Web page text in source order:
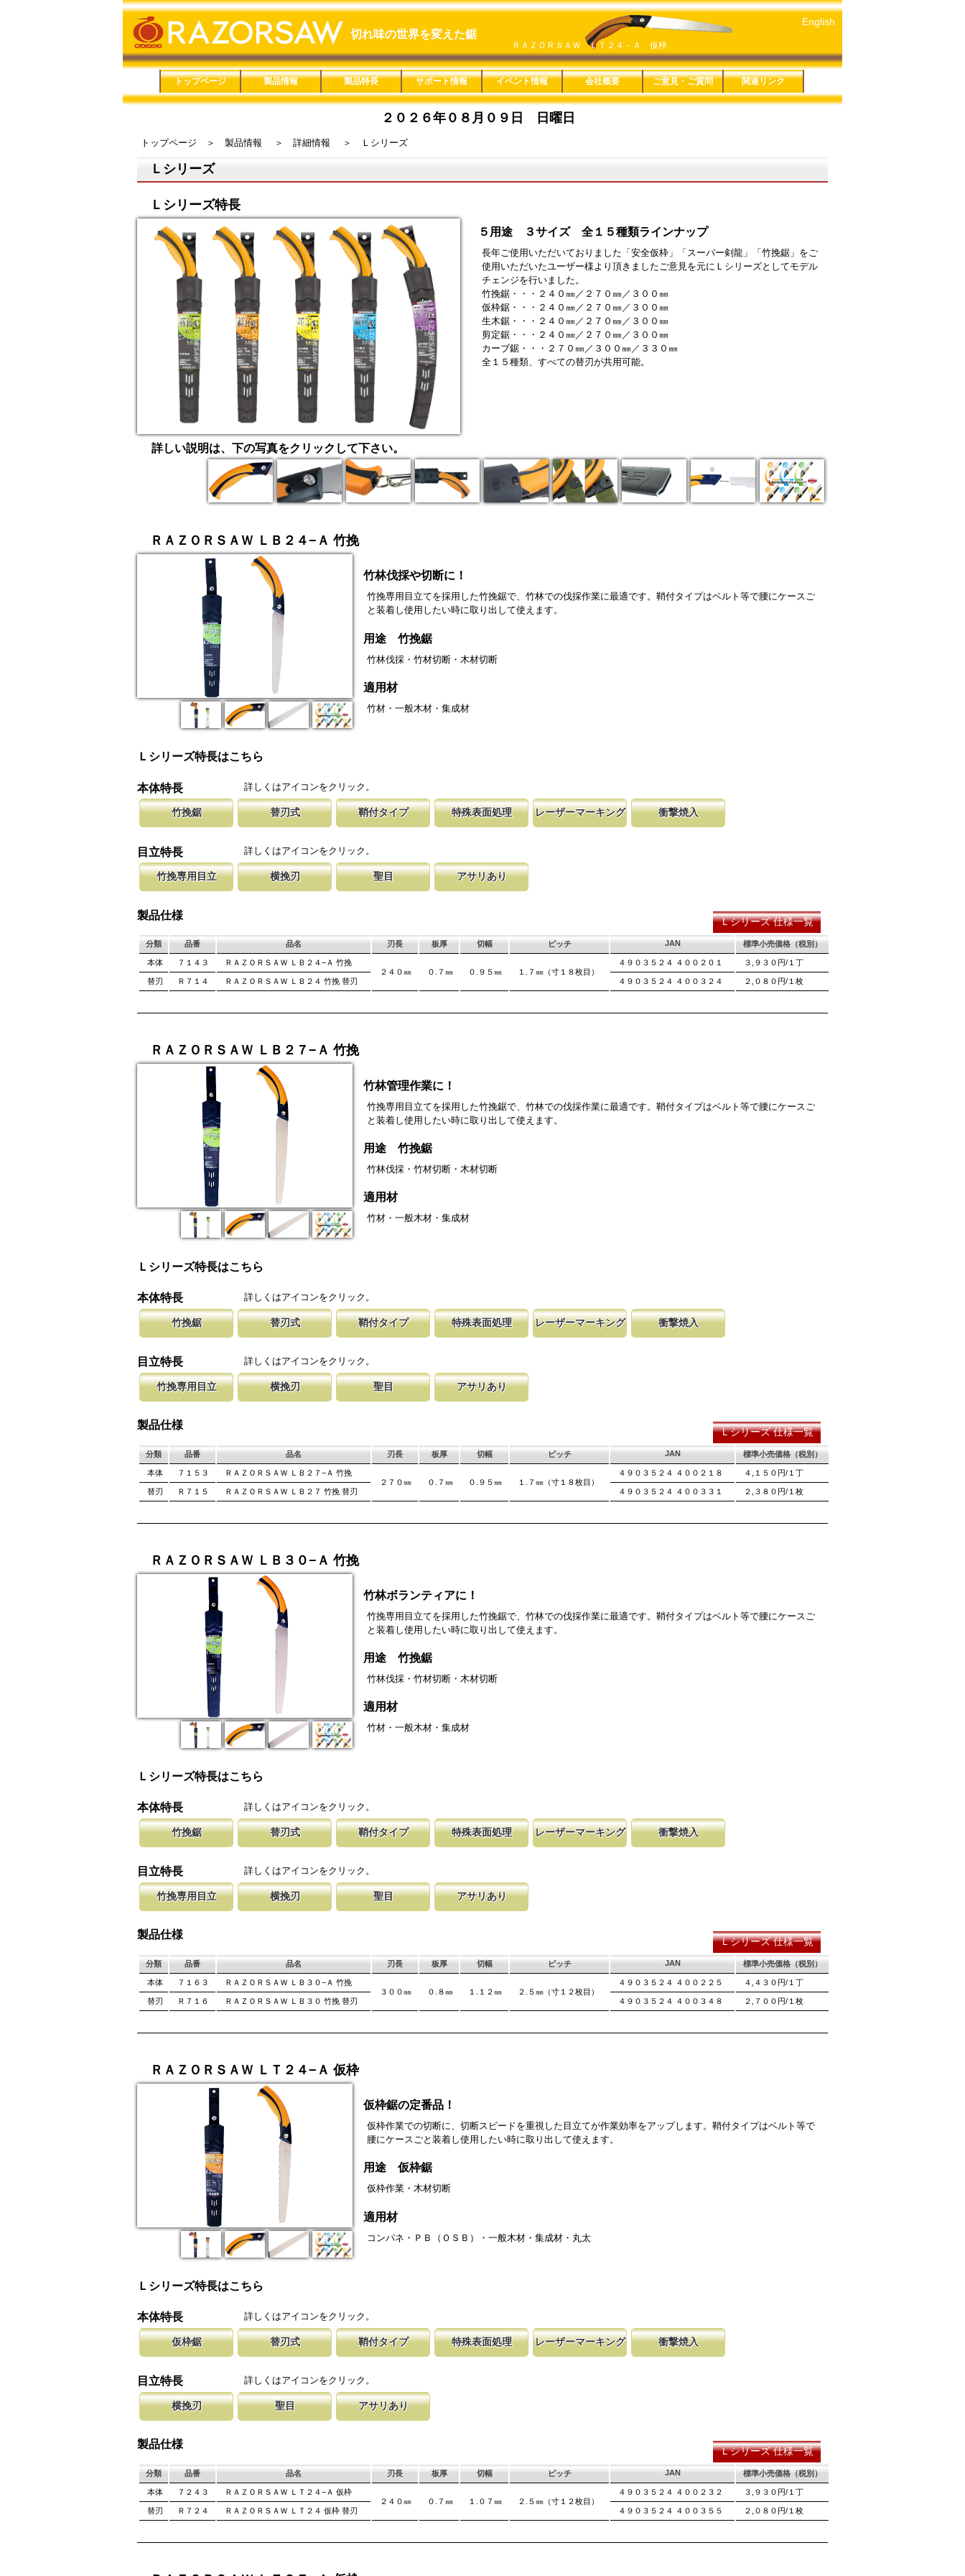
切れ味の世界を変えた鋸
レザーソー神速 ２００ 竹材
レザーソー神速 ２００ 木材
ＲＡＺＯＲＳＡＷ ＬＴ２４－Ａ 仮枠
トップページ 製品情報
品番で検索
鋸（のこぎり） 用途分類一覧 木工
竹挽
仮枠
内装
家具
楽器
ＤＩＹ
樹脂
配管
造園
剪定
果樹
林業
園芸
リサイクル
金切
粗大ゴミ
レシプロソー
適用材料一覧 一般木材・集成材
ＭＤＦ
ＰＢ（ＯＳＢ）
薄板合板
コンパネ
丸太
黒檀・紫檀
デッキ材
竹材
生木
デコラ
アクリル
塩ビパイプ
鉄・アルミ
ダンボール・ペットボ
トル
石膏ボード
替刃互換一覧 Ａシリーズ
Ｂシリーズ
Ｃシリーズ
Ｄシリーズ
Ｅシリーズ
Ｆシリーズ
Ｇシリーズ
Ｈシリーズ
Ｊシリーズ
Ｋシリーズ
Ｌシリーズ
Ｍシリーズ
Ｑシリーズ
Ｒシリーズ
Ｓシリーズ
Ｔシリーズ
Ｕシリーズ
Ｖシリーズ
Ｗシリーズ
Ｘシリーズ
その他の製品
刃長サイズ一覧 直柄タイプ １８０㎜
２１０㎜
２４０㎜
２７０㎜
３００㎜
３３０㎜
鞘付きタイプ １５０㎜
２００㎜
２４０㎜
２５０㎜
２７０㎜
３００㎜
３３０㎜
折込タイプ ２００㎜
２１０㎜
２４０㎜
３３０㎜
高枝タイプ ２４０㎜
３００㎜
３６０㎜
カッタータイプ ８０㎜
固定式 １００㎜
１２５㎜
レシプロソー ６０㎜
２００㎜
みきかじや村製品
レシプロソー
鋏（はさみ） 楽なんです剪定鋏
ロープカッター
メンテナンス用品 ヤニピカ
家庭用品 Ｈｏｍｅｏｎｅ
防災用品 救助セット
製品特長
鋸の特長 用途分類特長
本体特長
目立特長
製品詳細
楽なんです剪定鋏
Ｈｏｍｅｏｎｅ Ｃｕｔｏｏｌ
Ｒｅｃｙｃｌｅ
ヤニピカ
サポート情報
製品紹介動画
取扱説明
鋸の製造工程
縦挽きと横挽き
鋸の使い方
鋸の歴史
旧商品適合替刃一覧
カタログ一覧 総合カタログ ２０２５年版
２０２４年版
２０２３年版
２０２１年版
２０１６年版
２０１３年版
２００８年版
単品カタログ
販促ツール 製品ＰＯＰ 楽なんです剪定鋏
Ｌシリーズ
一人前シリーズ
レザーソー細工鋸
ＳＥＬＥＣＴシリーズ
１８０シリーズ
レザーソー折込シリー
替刃ＢＯＸ
イベント情報 会社概要
概要
SDGs宣言
通年採用
ご意見・ご質問
お問い合わせ
鋸アンケート
鋏アンケート
プライバシーポリシー
特定商取引法に基づく
関連リンク
玉鳥産業株式会社
みきかじや村
玉鳥トレーディング
関連リンク一覧
English
２０２６年０８月０９日 日曜日
トップページ ＞ 製品情報 ＞ 詳細情報 ＞ Ｌシリーズ
Ｌシリーズ
Ｌシリーズ特長
詳しい説明は、下の写真をクリックして下さい。
５用途 ３サイズ 全１５種類ラインナップ
長年ご使用いただいておりました「安全仮枠」「スーパー剣龍」「竹挽鋸」をご
使用いただいたユーザー様より頂きましたご意見を元にＬシリーズとしてモデル
チェンジを行いました。
竹挽鋸・・・２４０㎜／２７０㎜／３００㎜
仮枠鋸・・・２４０㎜／２７０㎜／３００㎜
生木鋸・・・２４０㎜／２７０㎜／３００㎜
剪定鋸・・・２４０㎜／２７０㎜／３００㎜
カーブ鋸・・・２７０㎜／３００㎜／３３０㎜
全１５種類、すべての替刃が共用可能。
ＲＡＺＯＲＳＡＷ ＬＢ２４−Ａ 竹挽
竹林伐採や切断に！
竹挽専用目立てを採用した竹挽鋸で、竹林での伐採作業に最適です。鞘付タイプはベルト等で腰にケースご
と装着し使用したい時に取り出して使えます。
用途 竹挽鋸
竹林伐採・竹材切断・木材切断
適用材
竹材・一般木材・集成材
Ｌシリーズ特長はこちら
本体特長 詳しくはアイコンをクリック。
竹挽鋸
等に使用して頂けます。
替刃式
します。 鋸刃のマーキング（右下）に替刃品番を明記
しています。
鞘付タイプ
果樹園、型枠作業など野外での使用が主な商品に採用し
ております。
特殊表面処理 レーザーマーキング
が消えないようにしています。
衝撃焼入
目立特長 詳しくはアイコンをクリック。
竹挽専用目立
エッジを鋭く仕上げています。
横挽刃
になっています。 横挽刃を縦挽に使用すると、けっし
聖目 アサリあり
製品仕様
Ｌシリーズ 仕様一覧
分類 品番 品名 刃長 板厚 切幅 ピッチ JAN 標準小売価格（税別）
本体 ７１４３
ＲＡＺＯＲＳＡＷ ＬＢ２４−Ａ 竹挽
２４０㎜
０.７㎜ ０.９５㎜ １.７㎜（寸１８枚目）
４９０３５２４ ４００２０１ ３,９３０円/１丁
替刃 Ｒ７１４ ＲＡＺＯＲＳＡＷ ＬＢ２４ 竹挽 替刃 ４９０３５２４ ４００３２４ ２,０８０円/１枚
ＲＡＺＯＲＳＡＷ ＬＢ２７−Ａ 竹挽
竹林管理作業に！
竹挽専用目立てを採用した竹挽鋸で、竹林での伐採作業に最適です。鞘付タイプはベルト等で腰にケースご
と装着し使用したい時に取り出して使えます。
用途 竹挽鋸
竹林伐採・竹材切断・木材切断
適用材
竹材・一般木材・集成材
Ｌシリーズ特長はこちら
本体特長 詳しくはアイコンをクリック。
竹挽鋸
等に使用して頂けます。
替刃式
します。 鋸刃のマーキング（右下）に替刃品番を明記
しています。
鞘付タイプ
果樹園、型枠作業など野外での使用が主な商品に採用し
特殊表面処理 レーザーマーキング 衝撃焼入
目立特長 詳しくはアイコンをクリック。
竹挽専用目立
エッジを鋭く仕上げています。
横挽刃
になっています。 横挽刃を縦挽に使用すると、けっし
聖目 アサリあり
製品仕様
Ｌシリーズ 仕様一覧
分類 品番 品名 刃長 板厚 切幅 ピッチ JAN 標準小売価格（税別）
本体 ７１５３
ＲＡＺＯＲＳＡＷ ＬＢ２７−Ａ 竹挽
２７０㎜
０.７㎜ ０.９５㎜ １.７㎜（寸１８枚目）
４９０３５２４ ４００２１８ ４,１５０円/１丁
替刃 Ｒ７１５ ＲＡＺＯＲＳＡＷ ＬＢ２７ 竹挽 替刃 ４９０３５２４ ４００３３１ ２,３８０円/１枚
ＲＡＺＯＲＳＡＷ ＬＢ３０−Ａ 竹挽
竹林ボランティアに！
竹挽専用目立てを採用した竹挽鋸で、竹林での伐採作業に最適です。鞘付タイプはベルト等で腰にケースご
と装着し使用したい時に取り出して使えます。
用途 竹挽鋸
竹林伐採・竹材切断・木材切断
適用材
竹材・一般木材・集成材
Ｌシリーズ特長はこちら
本体特長 詳しくはアイコンをクリック。
竹挽鋸
等に使用して頂けます。
替刃式
します。 鋸刃のマーキング（右下）に替刃品番を明記
しています。
鞘付タイプ
果樹園、型枠作業など野外での使用が主な商品に採用し
特殊表面処理 レーザーマーキング 衝撃焼入
目立特長 詳しくはアイコンをクリック。
竹挽専用目立
エッジを鋭く仕上げています。
横挽刃
になっています。 横挽刃を縦挽に使用すると、けっし
聖目 アサリあり
製品仕様
Ｌシリーズ 仕様一覧
分類 品番 品名 刃長 板厚 切幅 ピッチ JAN 標準小売価格（税別）
本体 ７１６３
ＲＡＺＯＲＳＡＷ ＬＢ３０−Ａ 竹挽
３００㎜
０.８㎜ １.１２㎜ ２.５㎜（寸１２枚目）
４９０３５２４ ４００２２５ ４,４３０円/１丁
替刃 Ｒ７１６ ＲＡＺＯＲＳＡＷ ＬＢ３０ 竹挽 替刃 ４９０３５２４ ４００３４８ ２,７００円/１枚
ＲＡＺＯＲＳＡＷ ＬＴ２４−Ａ 仮枠
仮枠鋸の定番品！
仮枠作業での切断に、切断スピードを重視した目立てが作業効率をアップします。鞘付タイプはベルト等で
腰にケースごと装着し使用したい時に取り出して使えます。
用途 仮枠鋸
仮枠作業・木材切断
適用材
コンパネ・ＰＢ（ＯＳＢ）・一般木材・集成材・丸太
Ｌシリーズ特長はこちら
本体特長 詳しくはアイコンをクリック。
仮枠鋸
を目的にした目立てを施しています。
スピードを重視しています。
替刃式
します。 鋸刃のマーキング（右下）に替刃品番を明記
しています。
鞘付タイプ
果樹園、型枠作業など野外での使用が主な商品に採用し
ております。
特殊表面処理 レーザーマーキング 衝撃焼入
目立特長 詳しくはアイコンをクリック。
横挽刃
になっています。 横挽刃を縦挽に使用すると、けっし
聖目
を向上させています。 段差の低い刃は大鋸屑の排出の
アサリあり
製品仕様
Ｌシリーズ 仕様一覧
分類 品番 品名 刃長 板厚 切幅 ピッチ JAN 標準小売価格（税別）
本体 ７２４３
ＲＡＺＯＲＳＡＷ ＬＴ２４−Ａ 仮枠
２４０㎜
０.７㎜ １.０７㎜ ２.５㎜（寸１２枚目）
４９０３５２４ ４００２３２ ３,９３０円/１丁
替刃 Ｒ７２４ ＲＡＺＯＲＳＡＷ ＬＴ２４ 仮枠 替刃 ４９０３５２４ ４００３５５ ２,０８０円/１枚